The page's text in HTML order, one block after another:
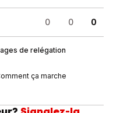
0 0 0
de relégation
ça marche